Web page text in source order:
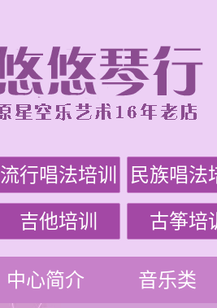
流行唱法培训 民族唱法
吉他培训 古筝培
中心简介 音乐类